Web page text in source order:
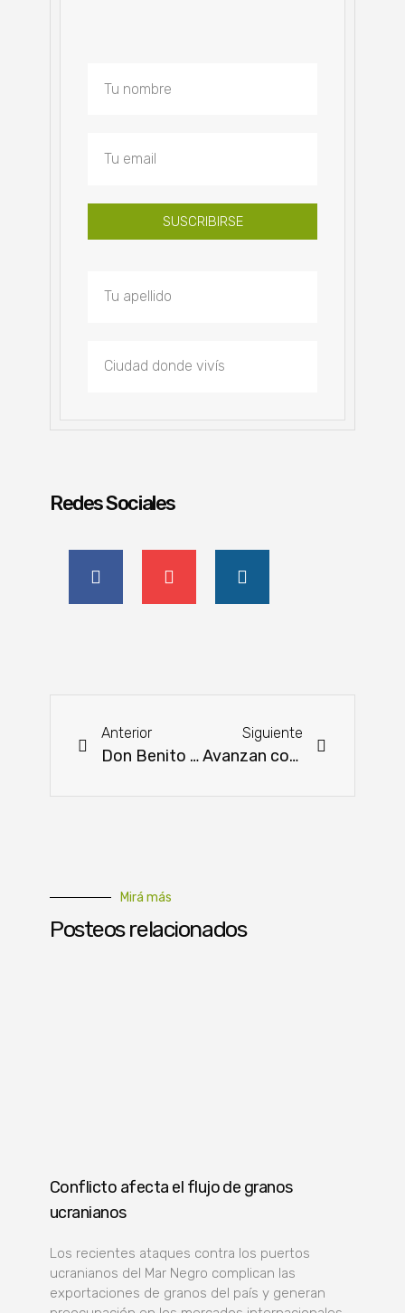
SUSCRIBIRSE
Redes Sociales
Anterior
Don Benito será la capital de la trasterminancia
Siguiente
Avanzan conversaciones para exportación de productos frutihortícolas a la Argentina
Mirá más
Posteos relacionados
Conflicto afecta el flujo de granos
ucranianos
Los recientes ataques contra los puertos
ucranianos del Mar Negro complican las
exportaciones de granos del país y generan